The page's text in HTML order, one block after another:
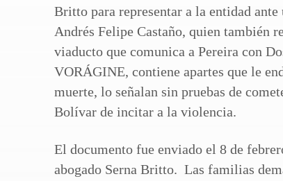
Britto para representar a la entidad
Andrés Felipe Castaño, quien también
viaducto que comunica a Pereira con
VORÁGINE, contiene apartes que le
muerte, lo señalan sin pruebas de
Bolívar de incitar a la violencia.
El documento fue enviado el 8 de
abogado Serna Britto. Las familias